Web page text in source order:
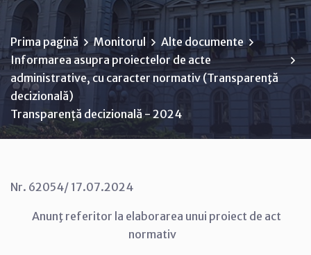
Prima pagină Monitorul
Alte documente
Informarea asupra proiectelor de acte
administrative, cu caracter normativ (Transparenţă
decizională)
Transparență decizională - 2024
Nr. 62054/ 17.07.2024
Anunţ referitor la elaborarea unui proiect de act
normativ